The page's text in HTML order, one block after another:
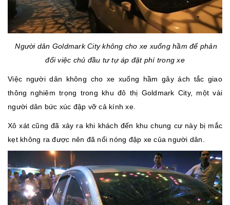
Người dân Goldmark City không cho xe xuống hầm để phản
đối việc chủ đầu tư tự áp đặt phí trong xe
Việc người dân không cho xe xuống hầm gây ách tắc giao
thông nghiêm trọng trong khu đô thị Goldmark City, một vài
người dân bức xúc đập vỡ cả kính xe.
Xô xát cũng đã xảy ra khi khách đến khu chung cư này bị mắc
kẹt không ra được nên đã nổi nóng đập xe của người dân.